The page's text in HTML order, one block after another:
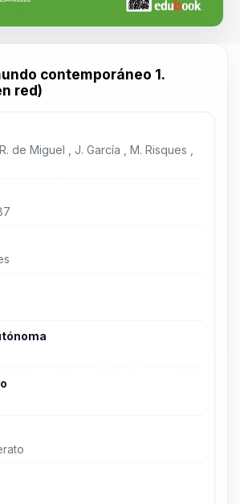
contemporáneo 1.
red)
de Miguel , J. García , M. Risques ,